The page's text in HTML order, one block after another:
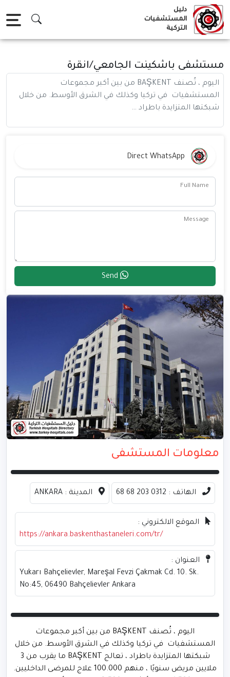
Skip
content
دليل
المستشفيات
التركية
مستشفى باشكينت الجامعي/انقرة
اليوم ، تُصنف BAŞKENT من بين أكبر مجموعات
المستشفيات في تركيا وكذلك في الشرق الأوسط. من خلال
شبكتها المتزايدة باطراد …
Full Name
Message
معلومات المستشفى
الهاتف : 0312 203 68 68 المدينة : ANKARA
الموقع الالكتروني :
https://ankara.baskenthastaneleri.com/tr/
العنوان :
Yukarı Bahçelievler, Mareşal Fevzi Çakmak Cd. 10. Sk.
No:45, 06490 Bahçelievler Ankara
اليوم ، تُصنف BAŞKENT من بين أكبر مجموعات
المستشفيات في تركيا وكذلك في الشرق الأوسط. من خلال
شبكتها المتزايدة باطراد ، تعالج BAŞKENT ما يقرب من 3
ملايين مريض سنويًا ، منهم 100.000 علاج للمرضى الداخليين.